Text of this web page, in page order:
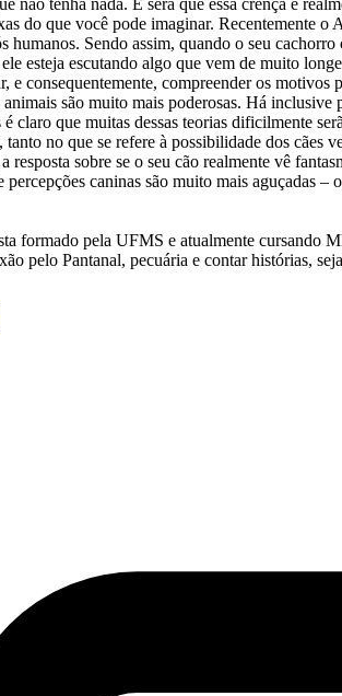
do que você pode imaginar. Recentemente
humanos. Sendo assim, quando o seu
esteja escutando algo que vem de muito
e consequentemente, compreender os
são muito mais poderosas. Há
claro que muitas dessas teorias dificilmente
tanto no que se refere à possibilidade dos cães
resposta sobre se o seu cão realmente vê
percepções caninas são muito mais aguçadas
formado pela UFMS e atualmente cursando
pelo Pantanal, pecuária e contar histórias,